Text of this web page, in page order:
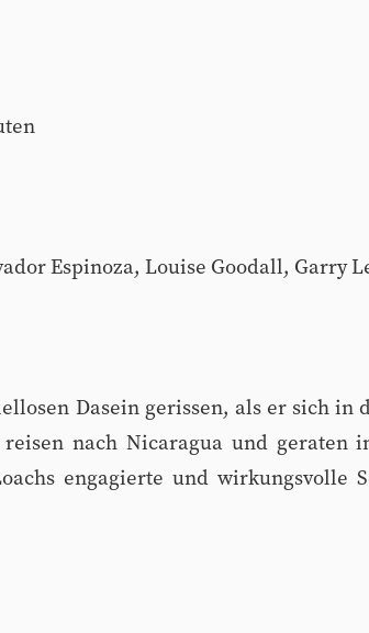
Espinoza, Louise Goodall, Garry
Dasein gerissen, als er sich in
nach Nicaragua und geraten
engagierte und wirkungsvolle